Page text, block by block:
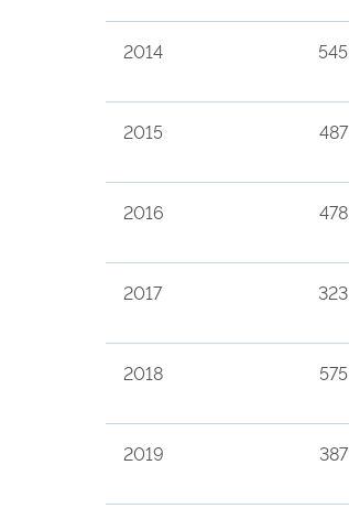
2014 545
2015 487
2016 478
2017 323
2018 575
2019 387